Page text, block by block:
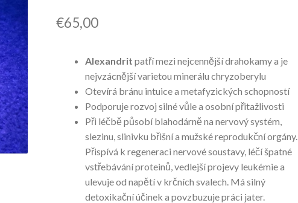
€65,00
Alexandrit patří mezi nejcennější drahokamy a je
nejvzácnější varietou minerálu chryzoberylu
Otevírá bránu intuice a metafyzických schopností
Podporuje rozvoj silné vůle a osobní přitažlivosti
Při léčbě působí blahodárně na nervový systém,
slezinu, slinivku břišní a mužské reprodukční orgány.
Přispívá k regeneraci nervové soustavy, léčí špatné
vstřebávání proteinů, vedlejší projevy leukémie a
ulevuje od napětí v krčních svalech. Má silný
detoxikační účinek a povzbuzuje práci jater.